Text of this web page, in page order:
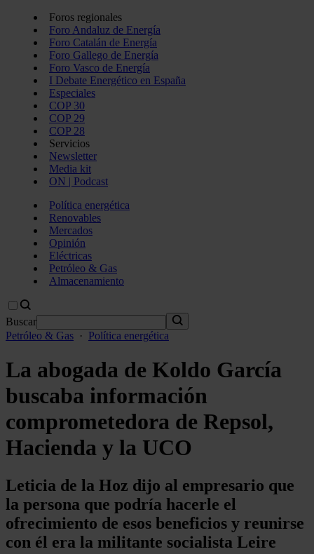
Foros regionales
Foro Andaluz de Energía
Foro Catalán de Energía
Foro Gallego de Energía
Foro Vasco de Energía
I Debate Energético en España
Especiales
COP 30
COP 29
COP 28
Servicios
Newsletter
Media kit
ON | Podcast
Política energética
Renovables
Mercados
Opinión
Eléctricas
Petróleo & Gas
Almacenamiento
Buscar
Petróleo & Gas · Política energética
La abogada de Koldo García
buscaba información
comprometedora de Repsol,
Hacienda y la UCO
Leticia de la Hoz dijo al empresario que
la persona que podría hacerle el
ofrecimiento de esos beneficios y reunirse
con él era la militante socialista Leire